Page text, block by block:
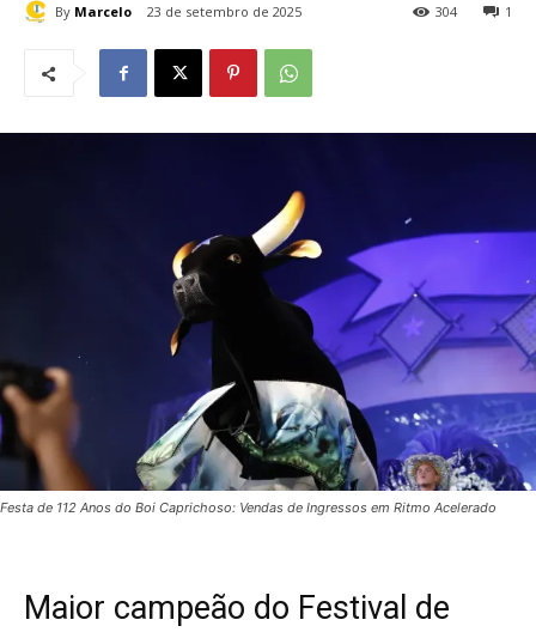
By Marcelo 23 de setembro de 2025 1
304
Festa de 112 Anos do Boi Caprichoso: Vendas de Ingressos em Ritmo Acelerado
Maior campeão do Festival de